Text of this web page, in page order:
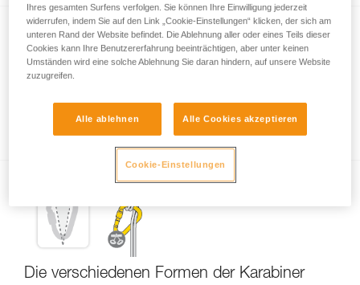
Verschlusssysteme von Karabinern
Die verschiedenen Formen der Karabiner
Ihres gesamten Surfens verfolgen. Sie können Ihre Einwilligung jederzeit
widerrufen, indem Sie auf den Link „Cookie-Einstellungen“ klicken, der sich am
unteren Rand der Website befindet. Die Ablehnung aller oder eines Teils dieser
Cookies kann Ihre Benutzererfahrung beeinträchtigen, aber unter keinen
Umständen wird eine solche Ablehnung Sie daran hindern, auf unsere Website
zuzugreifen.
Alle ablehnen Alle Cookies akzeptieren
Cookie-Einstellungen